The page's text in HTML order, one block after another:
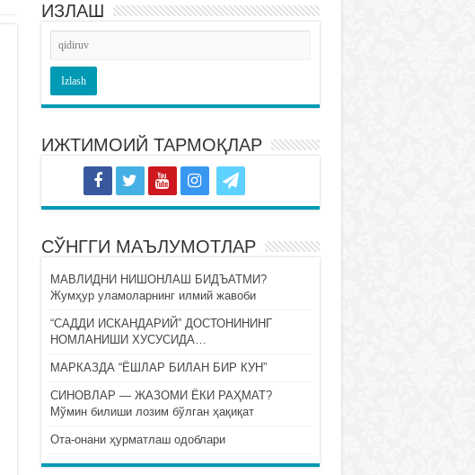
ИЗЛАШ
ИЖТИМОИЙ ТАРМОҚЛАР
СЎНГГИ МАЪЛУМОТЛАР
МАВЛИДНИ НИШОНЛАШ БИДЪАТМИ?
Жумҳур уламоларнинг илмий жавоби
“САДДИ ИСКАНДАРИЙ” ДОСТОНИНИНГ
НОМЛАНИШИ ХУСУСИДА…
МАРКАЗДА “ЁШЛАР БИЛАН БИР КУН”
СИНОВЛАР — ЖАЗОМИ ЁКИ РАҲМАТ?
Мўмин билиши лозим бўлган ҳақиқат
Ота-онани ҳурматлаш одоблари